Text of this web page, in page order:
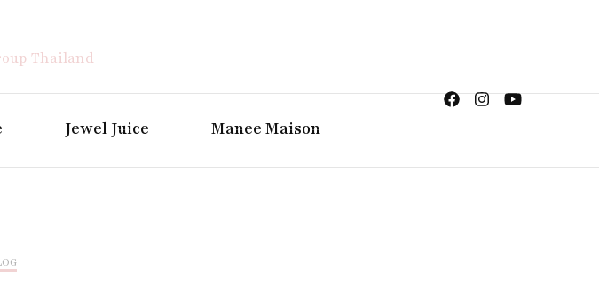
วนแต่งงาน เครื่องประดับผู้หญิง จิวเวลรี จันทบุรี
Jewel Juice Manee Maison